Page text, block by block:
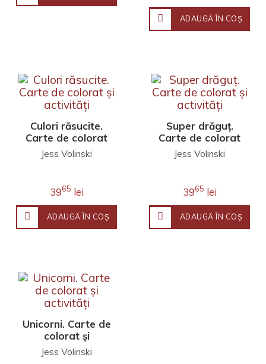
ADAUGĂ ÎN COŞ
Culori răsucite.
Carte de colorat
și activități
Jess Volinski
3965 lei
ADAUGĂ ÎN COŞ
Super drăguț.
Carte de colorat
și activități
Jess Volinski
3965 lei
ADAUGĂ ÎN COŞ
Unicorni. Carte de
colorat și
activități
Jess Volinski